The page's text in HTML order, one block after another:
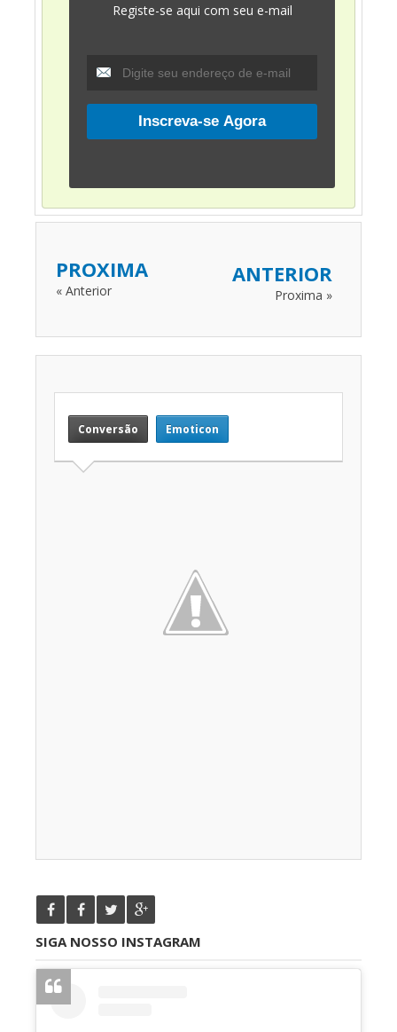
Registe-se aqui com seu e-mail
PROXIMA
« Anterior
ANTERIOR
Proxima »
Conversão Emoticon
SIGA NOSSO INSTAGRAM